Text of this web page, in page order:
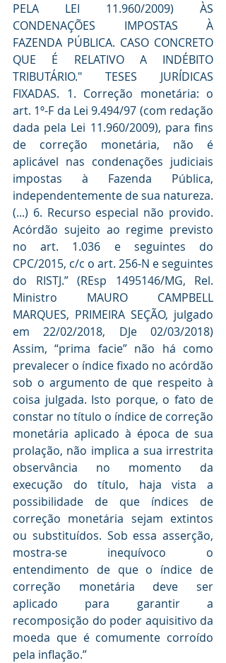
PELA LEI 11.960/2009) ÀS
CONDENAÇÕES IMPOSTAS À
FAZENDA PÚBLICA. CASO CONCRETO
QUE É RELATIVO A INDÉBITO
TRIBUTÁRIO." TESES JURÍDICAS
FIXADAS. 1. Correção monetária: o
art. 1º-F da Lei 9.494/97 (com redação
dada pela Lei 11.960/2009), para fins
de correção monetária, não é
aplicável nas condenações judiciais
impostas à Fazenda Pública,
independentemente de sua natureza.
(...) 6. Recurso especial não provido.
Acórdão sujeito ao regime previsto
no art. 1.036 e seguintes do
CPC/2015, c/c o art. 256-N e seguintes
do RISTJ.” (REsp 1495146/MG, Rel.
Ministro MAURO CAMPBELL
MARQUES, PRIMEIRA SEÇÃO, julgado
em 22/02/2018, DJe 02/03/2018)
Assim, “prima facie” não há como
prevalecer o índice fixado no acórdão
sob o argumento de que respeito à
coisa julgada. Isto porque, o fato de
constar no título o índice de correção
monetária aplicado à época de sua
prolação, não implica a sua irrestrita
observância no momento da
execução do título, haja vista a
possibilidade de que índices de
correção monetária sejam extintos
ou substituídos. Sob essa asserção,
mostra-se inequívoco o
entendimento de que o índice de
correção monetária deve ser
aplicado para garantir a
recomposição do poder aquisitivo da
moeda que é comumente corroído
pela inflação.”